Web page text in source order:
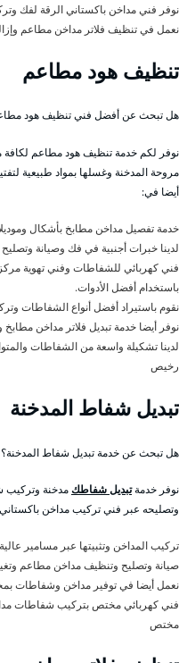
نوفر فني مداخن باكستاني الرقة لفك
نعمل في تنظيف فلاتر مداخن مطاعم
تنظيف هود مطاعم
هل تبحث عن أفضل فني تنظيف هود
نوفر لكم خدمة تنظيف هود مطاعم
مروحة المدخنة وغسلها بمواد طبيعية
أيضا في:
خدمة تفصيل مداخن مطابخ بأشكال
لدينا خبرات أجنبية في فك وصيانة
فني كهربائي للشفاطات وفني تهوية
باستخدام أفضل الأدوات.
نقوم باستيراد أفضل أنواع الشفاطات
نوفر أيضا خدمة تبديل فلاتر مداخن مطابخ
لدينا تشكيلة واسعة من الشفاطات
رخيص
تبديل شفاط المدخنة
هل تبحث عن خدمة تبديل شفاط المدخنة؟
نوفر خدمةتبديل شفاطك مدخنة وتركيب
وتصليحه عبر فني تركيب مداخن
تركيب المداخن وتثبيتها عبر مسامير عالية
صيانة وتصليح وتنظيف مداخن مطاعم
نعمل أيضا في توفير مداخن وشفاطات
فني كهربائي مختص بتركيب شفاطات
مختص